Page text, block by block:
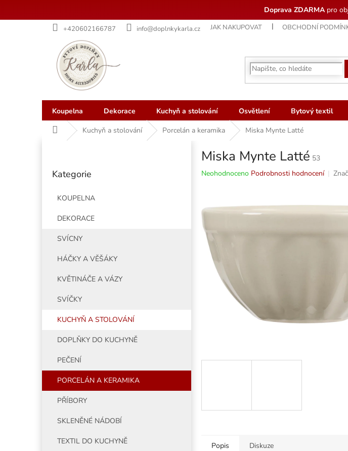
Doprava ZDARMApro
+420602166787 info@doplnkykarla.cz JAK NAKUPOVAT OBCHODNÍ
Koupelna Dekorace Kuchyň a stolování Osvětlení Bytový textil
Domů Kuchyň a stolování Porcelán a keramika Miska Mynte Latté
kategorie
Kategorie
KOUPELNA
DEKORACE
SVÍCNY
HÁČKY A VĚŠÁKY
KVĚTINÁČE A VÁZY
SVÍČKY
KUCHYŇ A STOLOVÁNÍ
DOPLŇKY DO KUCHYNĚ
PEČENÍ
PORCELÁN A KERAMIKA
PŘÍBORY
SKLENĚNÉ NÁDOBÍ
TEXTIL DO KUCHYNĚ
Miska Mynte Latté 53
Průměrné
0,0
z
5
hvězdiček.
Neohodnoceno Podrobnosti hodnocení
Popis Diskuze